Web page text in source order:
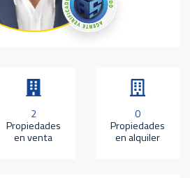
2
Propiedades
en venta
0
Propiedades
en alquiler